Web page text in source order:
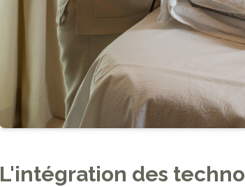
L'intégration des